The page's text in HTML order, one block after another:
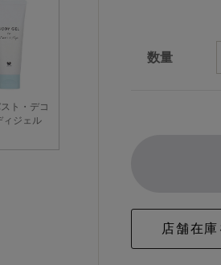
数量